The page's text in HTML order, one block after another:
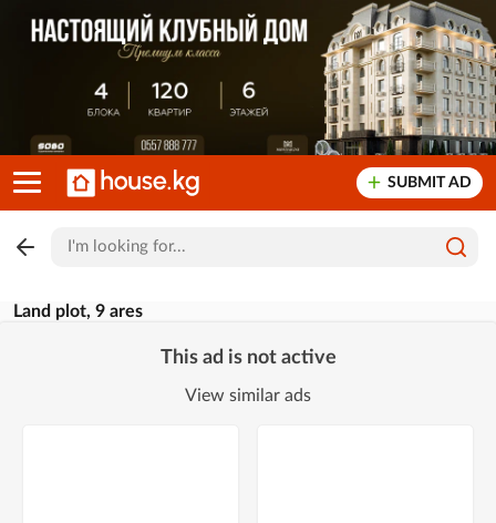
SUBMIT AD
Land plot, 9 ares
This ad is not active
View similar ads